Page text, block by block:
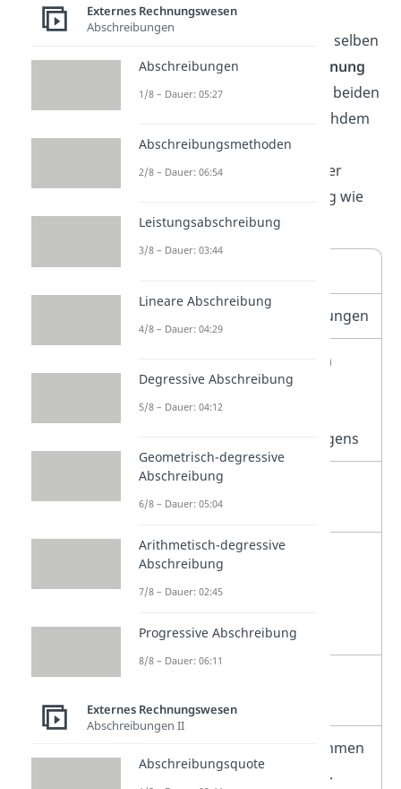
kommen Gesamt- und
Umsatzkostenverfahren zum selben
Betriebsergebnis. Die
Berechnung
desJahresergebnisses
ist bei beiden
. Nachdem
du also das Betriebsergebnis
ermittelt hast, gehst du bei der
Gewinn- und Verlustrechnung wie
folgt vor:
Erträge aus Beteiligungen
Erträge aus anderen
Wertpapieren und
Ausleihungen des
Finanzanlagevermögens
+
sonstige Zinsen und
ähnliche Erträge
–
Abschreibungen auf
Umlaufvermögens
Aufwendungen
Steuern vom Einkommen
und vom Ertrag, z. B.
Externes Rechnungswesen
Abschreibungen
Abschreibungen
1/8 – Dauer: 05:27
Abschreibungsmethoden
2/8 – Dauer: 06:54
Leistungsabschreibung
3/8 – Dauer: 03:44
Lineare Abschreibung
4/8 – Dauer: 04:29
Degressive Abschreibung
5/8 – Dauer: 04:12
Geometrisch-degressive
Abschreibung
6/8 – Dauer: 05:04
Arithmetisch-degressive
Abschreibung
7/8 – Dauer: 02:45
Progressive Abschreibung
8/8 – Dauer: 06:11
Externes Rechnungswesen
Abschreibungen II
Abschreibungsquote